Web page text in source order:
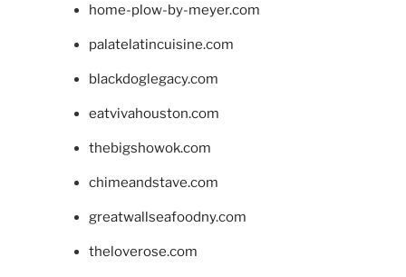
home-plow-by-meyer.com
palatelatincuisine.com
blackdoglegacy.com
eatvivahouston.com
thebigshowok.com
chimeandstave.com
greatwallseafoodny.com
theloverose.com